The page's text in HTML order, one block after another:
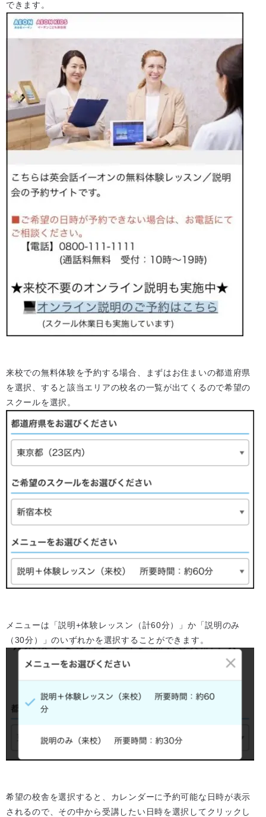
できます。
来校での無料体験を予約する場合、まずはお住まいの都道府県
を選択、すると該当エリアの校名の一覧が出てくるので希望の
スクールを選択。
メニューは「説明+体験レッスン（計60分）」か「説明のみ
（30分）」のいずれかを選択することができます。
希望の校舎を選択すると、カレンダーに予約可能な日時が表示
されるので、その中から受講したい日時を選択してクリックし